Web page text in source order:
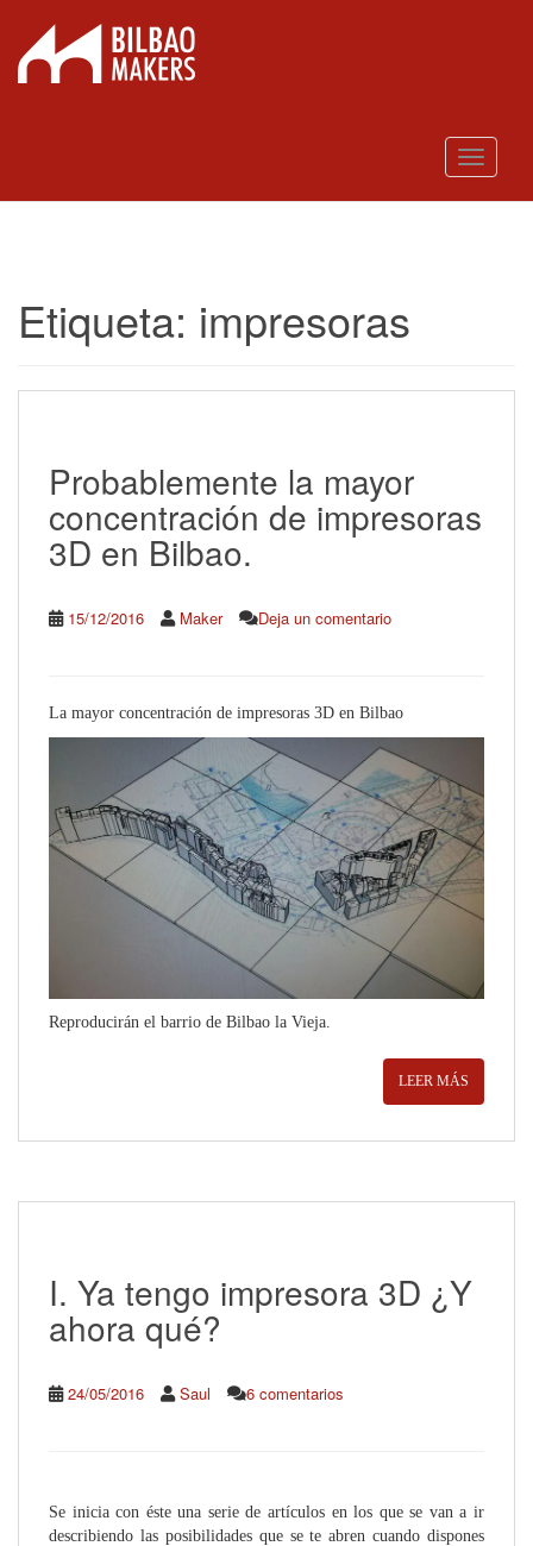
i
Toggle
Etiqueta: impresoras
Probablemente la mayor
concentración de impresoras
3D en Bilbao.
15/12/2016 Maker Deja un comentario
La mayor concentración de impresoras 3D en Bilbao
Reproducirán el barrio de Bilbao la Vieja.
LEER MÁS
I. Ya tengo impresora 3D ¿Y
ahora qué?
24/05/2016 Saul 6 comentarios
Se inicia con éste una serie de artículos en los que se van a ir
describiendo las posibilidades que se te abren cuando dispones